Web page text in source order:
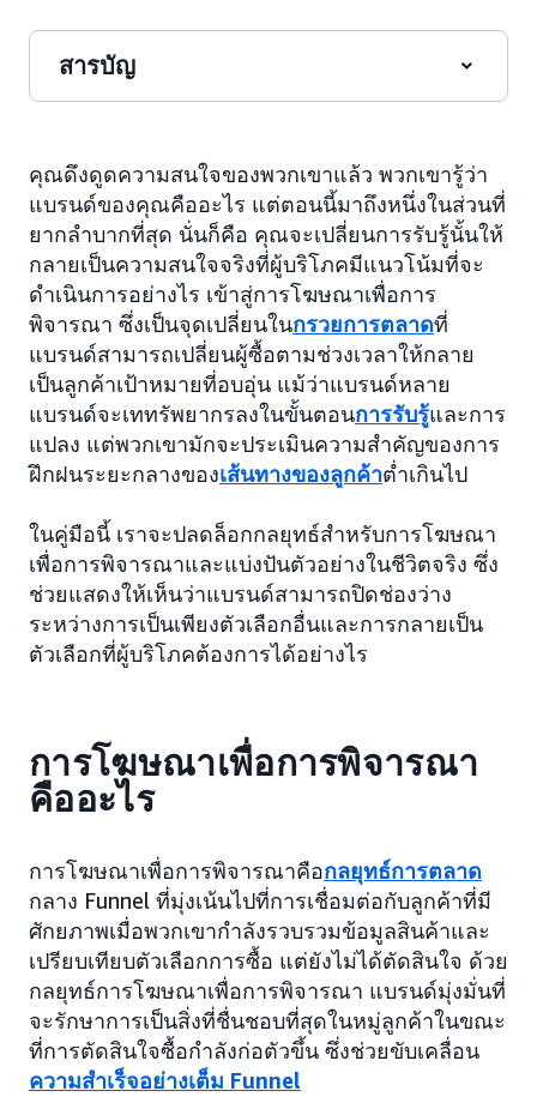
สารบัญ
คุณดึงดูดความสนใจของพวกเขาแล้ว พวกเขารู้ว่า
แบรนด์ของคุณคืออะไร แต่ตอนนี้มาถึงหนึ่งในส่วนที่
ยากลำบากที่สุด นั่นก็คือ คุณจะเปลี่ยนการรับรู้นั้นให้
กลายเป็นความสนใจจริงที่ผู้บริโภคมีแนวโน้มที่จะ
ดำเนินการอย่างไร เข้าสู่การโฆษณาเพื่อการ
พิจารณา ซึ่งเป็นจุดเปลี่ยนในกรวยการตลาดที่
แบรนด์สามารถเปลี่ยนผู้ซื้อตามช่วงเวลาให้กลาย
เป็นลูกค้าเป้าหมายที่อบอุ่น แม้ว่าแบรนด์หลาย
แบรนด์จะเททรัพยากรลงในขั้นตอนการรับรู้และการ
แปลง แต่พวกเขามักจะประเมินความสำคัญของการ
ฝึกฝนระยะกลางของเส้นทางของลูกค้าต่ำเกินไป
ในคู่มือนี้ เราจะปลดล็อกกลยุทธ์สำหรับการโฆษณา
เพื่อการพิจารณาและแบ่งปันตัวอย่างในชีวิตจริง ซึ่ง
ช่วยแสดงให้เห็นว่าแบรนด์สามารถปิดช่องว่าง
ระหว่างการเป็นเพียงตัวเลือกอื่นและการกลายเป็น
ตัวเลือกที่ผู้บริโภคต้องการได้อย่างไร
การโฆษณาเพื่อการพิจารณา
คืออะไร
การโฆษณาเพื่อการพิจารณาคือกลยุทธ์การตลาด
กลาง Funnel ที่มุ่งเน้นไปที่การเชื่อมต่อกับลูกค้าที่มี
ศักยภาพเมื่อพวกเขากำลังรวบรวมข้อมูลสินค้าและ
เปรียบเทียบตัวเลือกการซื้อ แต่ยังไม่ได้ตัดสินใจ ด้วย
กลยุทธ์การโฆษณาเพื่อการพิจารณา แบรนด์มุ่งมั่นที่
จะรักษาการเป็นสิ่งที่ชื่นชอบที่สุดในหมู่ลูกค้าในขณะ
ที่การตัดสินใจซื้อกำลังก่อตัวขึ้น ซึ่งช่วยขับเคลื่อน
ความสำเร็จอย่างเต็ม Funnel